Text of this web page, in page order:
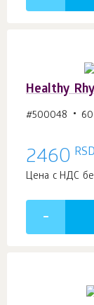
Healthy
#500048
2460 RSD
Цена с НДС